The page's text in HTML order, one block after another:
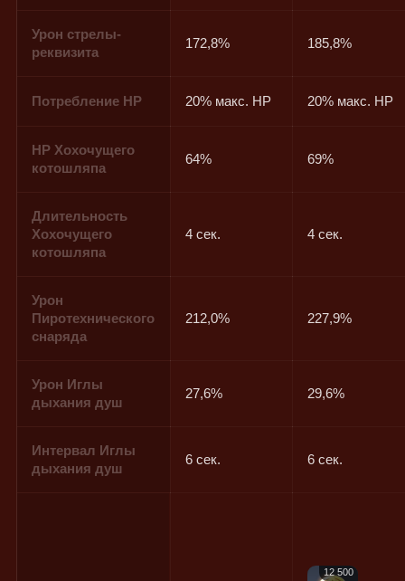
Урон стрелы-
реквизита
172,8% 185,8%
Потребление HP 20% макс. HP 20% макс. HP
HP Хохочущего
котошляпа
64% 69%
Длительность
Хохочущего
котошляпа
4 сек. 4 сек.
Урон
Пиротехнического
снаряда
212,0% 227,9%
Урон Иглы
дыхания душ
27,6% 29,6%
Интервал Иглы
дыхания душ
6 сек. 6 сек.
12 500